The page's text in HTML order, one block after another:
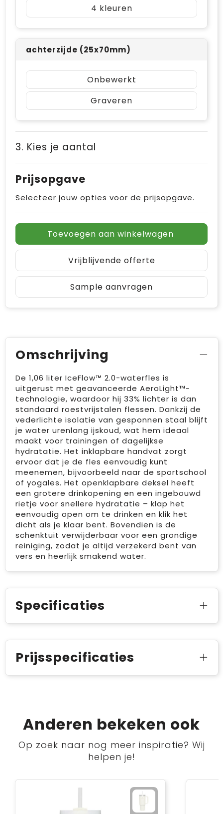
4
achterzijde (25x70mm)
Onbewerkt
Graveren
3. Kies je aantal
Prijsopgave
Selecteer jouw opties voor de prijsopgave.
Toevoegen aan winkelwagen
Vrijblijvende offerte
Sample aanvragen
Omschrijving
De 1,06 liter IceFlow™ 2.0-waterfles is
uitgerust met geavanceerde AeroLight™-
technologie, waardoor hij 33% lichter is dan
standaard roestvrijstalen flessen. Dankzij de
vederlichte isolatie van gesponnen staal blijft
je water urenlang ijskoud, wat hem ideaal
maakt voor trainingen of dagelijkse
hydratatie. Het inklapbare handvat zorgt
ervoor dat je de fles eenvoudig kunt
meenemen, bijvoorbeeld naar de sportschool
of yogales. Het openklapbare deksel heeft
een grotere drinkopening en een ingebouwd
rietje voor snellere hydratatie – klap het
eenvoudig open om te drinken en klik het
dicht als je klaar bent. Bovendien is de
schenktuit verwijderbaar voor een grondige
reiniging, zodat je altijd verzekerd bent van
vers en heerlijk smakend water.
Specificaties
Prijsspecificaties
Anderen bekeken ook
Op zoek naar nog meer inspiratie? Wij
helpen je!